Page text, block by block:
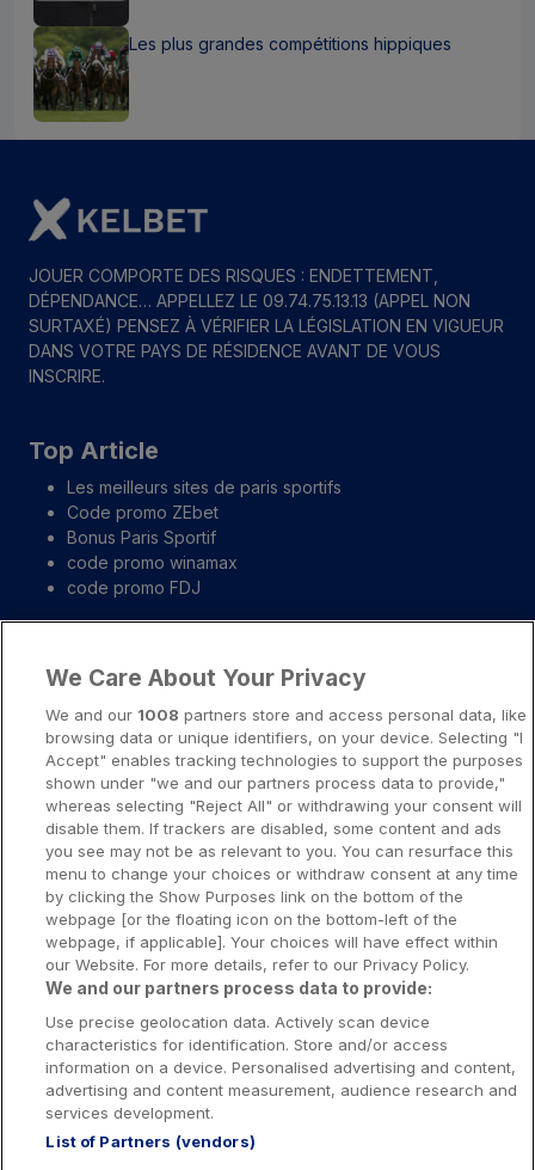
Les plus grandes compétitions hippiques
JOUER COMPORTE DES RISQUES : ENDETTEMENT,
DÉPENDANCE… APPELLEZ LE 09.74.75.13.13 (APPEL NON
SURTAXÉ) PENSEZ À VÉRIFIER LA LÉGISLATION EN VIGUEUR
DANS VOTRE PAYS DE RÉSIDENCE AVANT DE VOUS
INSCRIRE.
Top Article
Les meilleurs sites de paris sportifs
Code promo ZEbet
Bonus Paris Sportif
code promo winamax
code promo FDJ
Liens importants
A propos
Notice légale
Presse-Recrutement-Partenariat
Politique de confidentialité
Politique de Cookies
Prévenir la dépendance aux jeux d’argent
Nos rédacteurs
Les jeux d’argent et de hasard sont resérvés aux personnes majeures
We Care About Your Privacy
We and our 1008 partners store and access personal data, like
browsing data or unique identifiers, on your device. Selecting "I
Accept" enables tracking technologies to support the purposes
shown under "we and our partners process data to provide,"
whereas selecting "Reject All" or withdrawing your consent will
disable them. If trackers are disabled, some content and ads
you see may not be as relevant to you. You can resurface this
menu to change your choices or withdraw consent at any time
by clicking the Show Purposes link on the bottom of the
webpage [or the floating icon on the bottom-left of the
webpage, if applicable]. Your choices will have effect within
our Website. For more details, refer to our Privacy Policy.
We and our partners process data to provide:
Use precise geolocation data. Actively scan device
characteristics for identification. Store and/or access
information on a device. Personalised advertising and content,
advertising and content measurement, audience research and
services development.
List of Partners (vendors)